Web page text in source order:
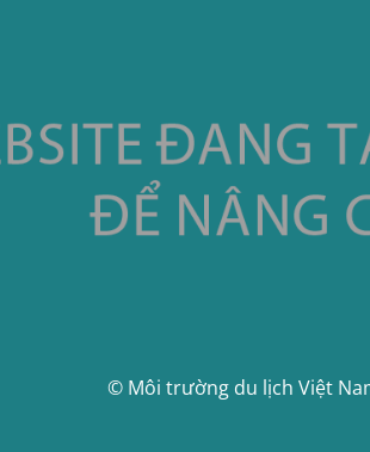
© Môi trường du lịch Việt